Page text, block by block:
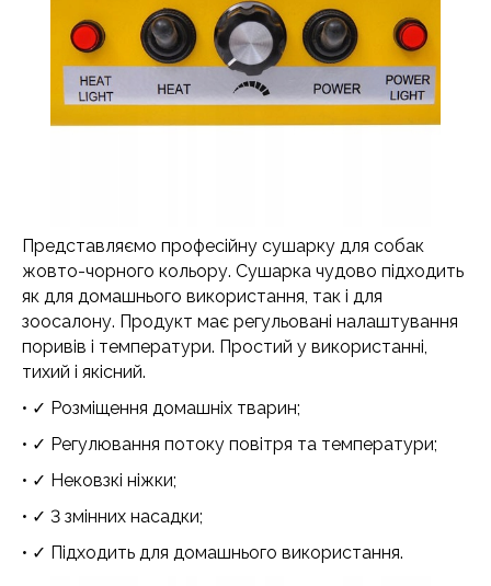
Представляємо професійну сушарку для собак
жовто-чорного кольору. Сушарка чудово підходить
як для домашнього використання, так і для
зоосалону. Продукт має регульовані налаштування
поривів і температури. Простий у використанні,
тихий і якісний.
• ✓ Розміщення домашніх тварин;
• ✓ Регулювання потоку повітря та температури;
• ✓ Нековзкі ніжки;
• ✓ 3 змінних насадки;
• ✓ Підходить для домашнього використання.